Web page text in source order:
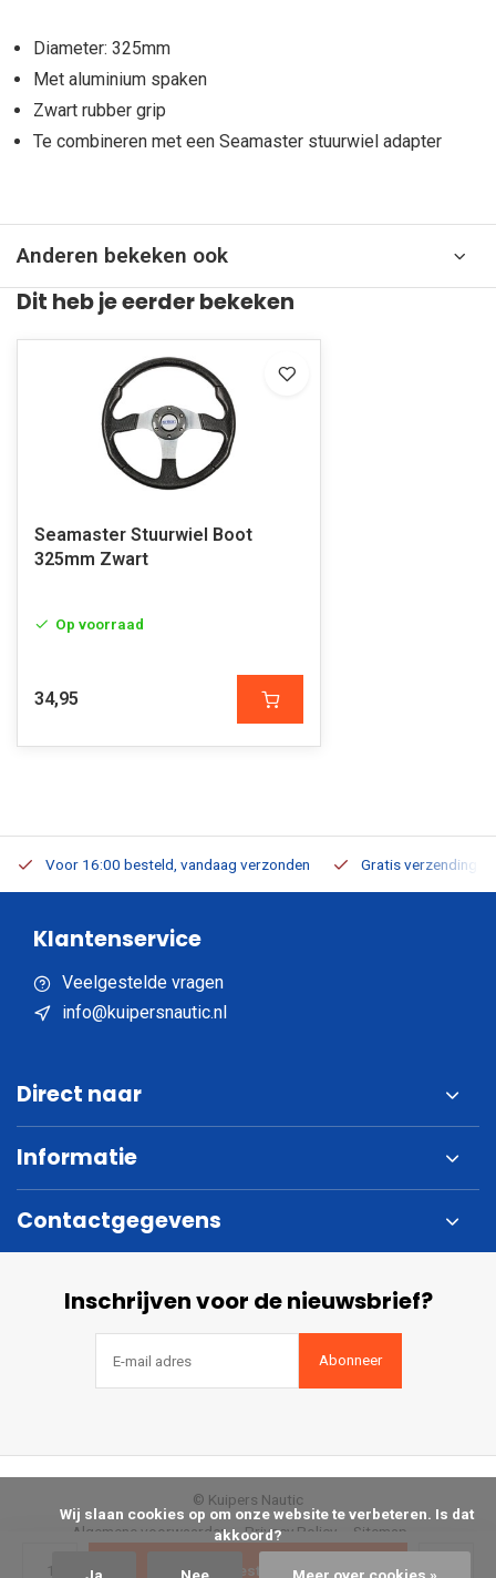
Bestellen
Diameter: 325mm
Met aluminium spaken
Zwart rubber grip
Te combineren met een Seamaster stuurwiel adapter
Anderen bekeken ook
Dit heb je eerder bekeken
Seamaster Stuurwiel Boot
325mm Zwart
Op voorraad
34,95
Voor 16:00 besteld, vandaag verzonden Gratis verzending
Klantenservice
Veelgestelde vragen
info@kuipersnautic.nl
Direct naar
Informatie
Contactgegevens
Inschrijven voor de nieuwsbrief?
Abonneer
Algemene voorwaarden Privacy Policy Sitemap
© Kuipers Nautic
akkoord?